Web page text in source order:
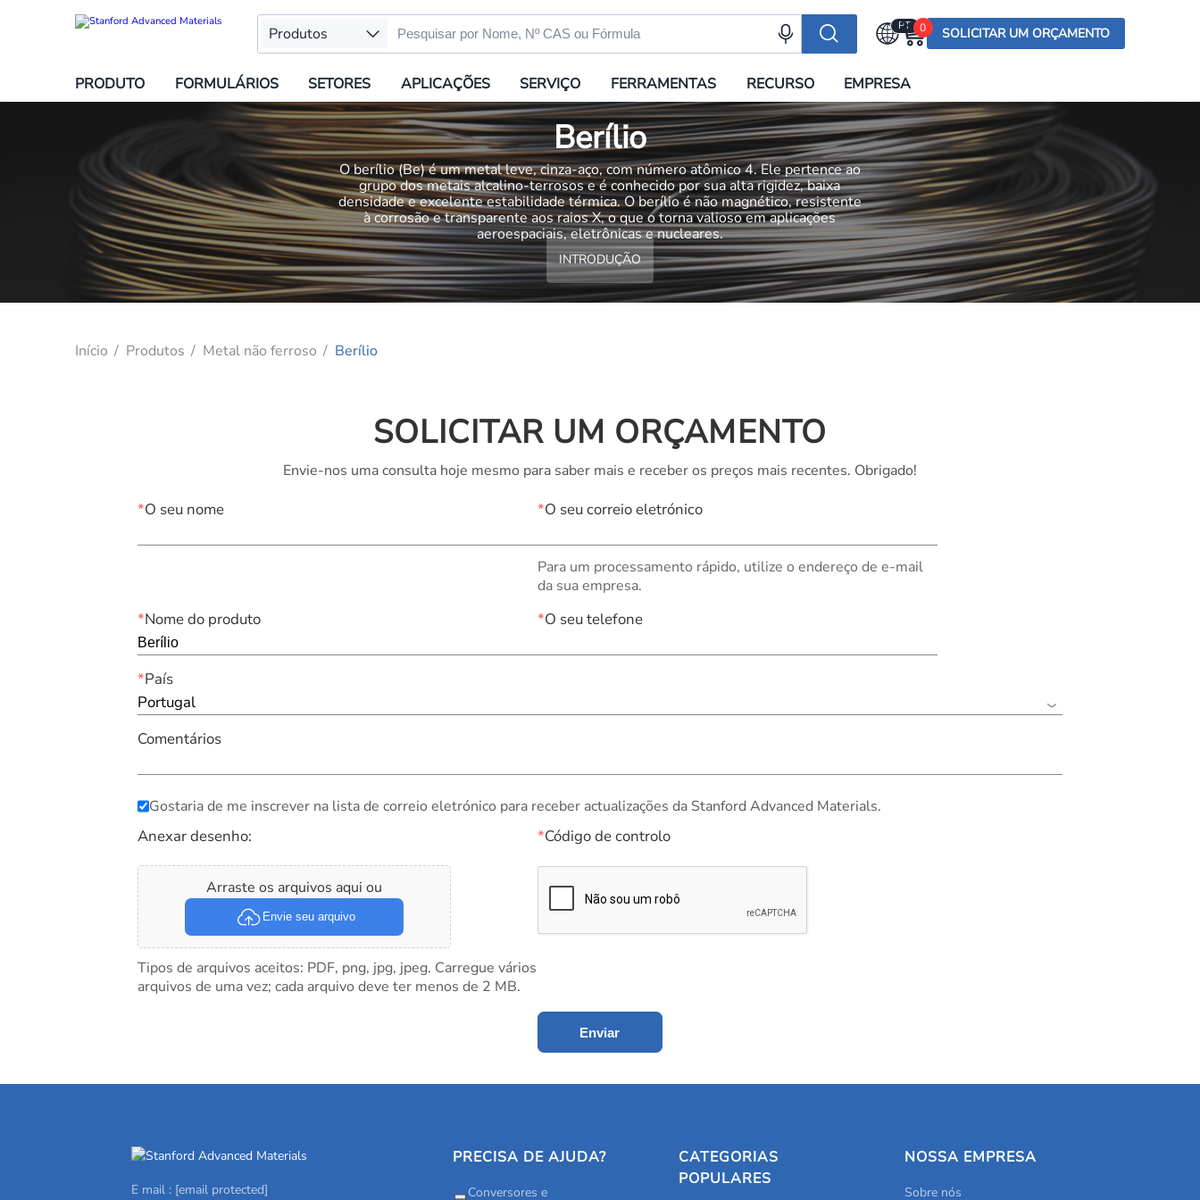
Produtos PT
English (US)
English (UK)
Española
Deutsch
Français
Italiano
日本語
Русский
0 SOLICITAR UM ORÇAMENTO
PRODUTO FORMULÁRIOS SETORES APLICAÇÕES SERVIÇO FERRAMENTAS RECURSO EMPRESA
Berílio
O berílio (Be) é um metal leve, cinza-aço, com número atômico 4. Ele pertence ao
grupo dos metais alcalino-terrosos e é conhecido por sua alta rigidez, baixa
densidade e excelente estabilidade térmica. O berílio é não magnético, resistente
à corrosão e transparente aos raios X, o que o torna valioso em aplicações
aeroespaciais, eletrônicas e nucleares.
INTRODUÇÃO
Início Produtos Metal não ferroso Berílio
SOLICITAR UM ORÇAMENTO
Envie-nos uma consulta hoje mesmo para saber mais e receber os preços mais recentes. Obrigado!
*O seu nome *O seu correio eletrónico
Para um processamento rápido, utilize o endereço de e-mail
da sua empresa.
*Nome do produto *O seu telefone
*País
Portugal
Comentários
Gostaria de me inscrever na lista de correio eletrónico para receber actualizações da Stanford Advanced Materials.
Anexar desenho:
Arraste os arquivos aqui ou
Envie seu arquivo
*Código de controlo
Tipos de arquivos aceitos: PDF, png, jpg, jpeg. Carregue vários
arquivos de uma vez; cada arquivo deve ter menos de 2 MB.
Enviar
E mail : [email protected]
PRECISA DE AJUDA?
Conversores e
CATEGORIAS
POPULARES
NOSSA EMPRESA
Sobre nós